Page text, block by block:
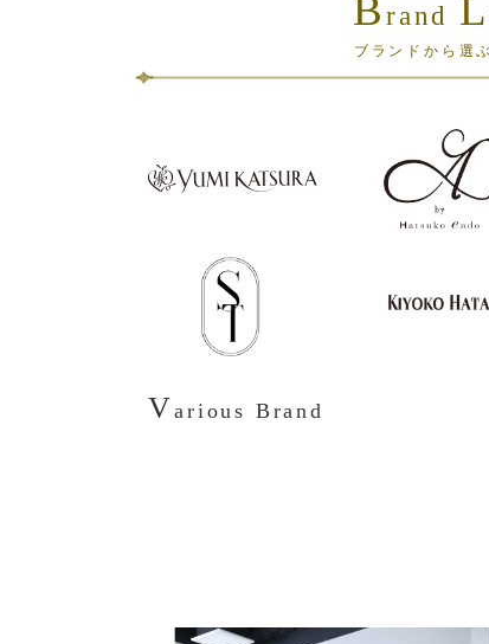
Brand L
Various Brand